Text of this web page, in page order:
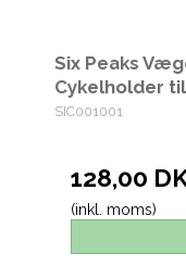
Six Peaks
Cykelholder
SIC001001
128,00
(inkl. moms)